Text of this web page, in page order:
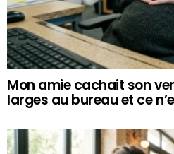
Mon amie cachait son
larges au bureau et ce